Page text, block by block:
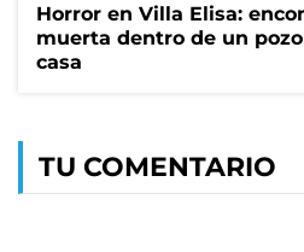
Horror en Villa Elisa:
muerta dentro de un
casa
TU COMENTARIO